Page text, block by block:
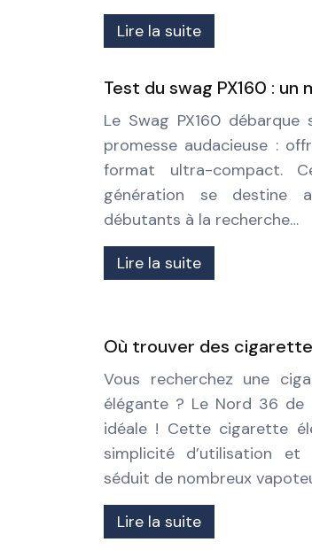
Lire la suite
Test du swag PX160 :
Le Swag PX160
promesse audacieuse :
format ultra-compact.
génération se destine
débutants à la recherche…
Lire la suite
Où trouver des
Vous recherchez une
élégante ? Le Nord 36
idéale ! Cette cigarette
simplicité d’utilisation et
séduit de nombreux
Lire la suite